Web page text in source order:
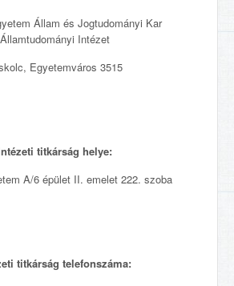
Állam és Jogtudományi Kar
Államtudományi Intézet
Egyetemváros 3515
titkárság helye:
A/6 épület II. emelet 222. szoba
titkárság telefonszáma: